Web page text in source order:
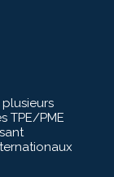
plusieurs
TPE/PME